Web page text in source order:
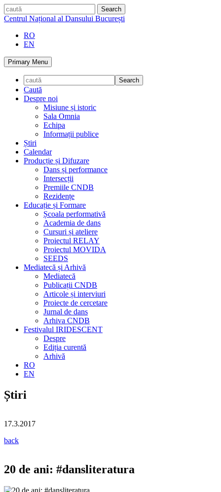
Skip
to
caută
Centrul Național al Dansului București
RO
EN
Primary Menu
Caută
Despre noi
Misiune și istoric
Sala Omnia
Echipa
Informații publice
Știri
Calendar
Producție și Difuzare
Dans și performance
Intersecții
Premiile CNDB
Rezidențe
Educație și Formare
Școala performativă
Academia de dans
Cursuri și ateliere
Proiectul RELAY
Proiectul MOVIDA
SEEDS
Mediatecă și Arhivă
Mediatecă
Publicații CNDB
Articole și interviuri
Proiecte de cercetare
Jurnal de dans
Arhiva CNDB
Festivalul IRIDESCENT
Despre
Ediția curentă
Arhivă
RO
EN
Știri
17.3.2017
back
20 de ani: #dansliteratura